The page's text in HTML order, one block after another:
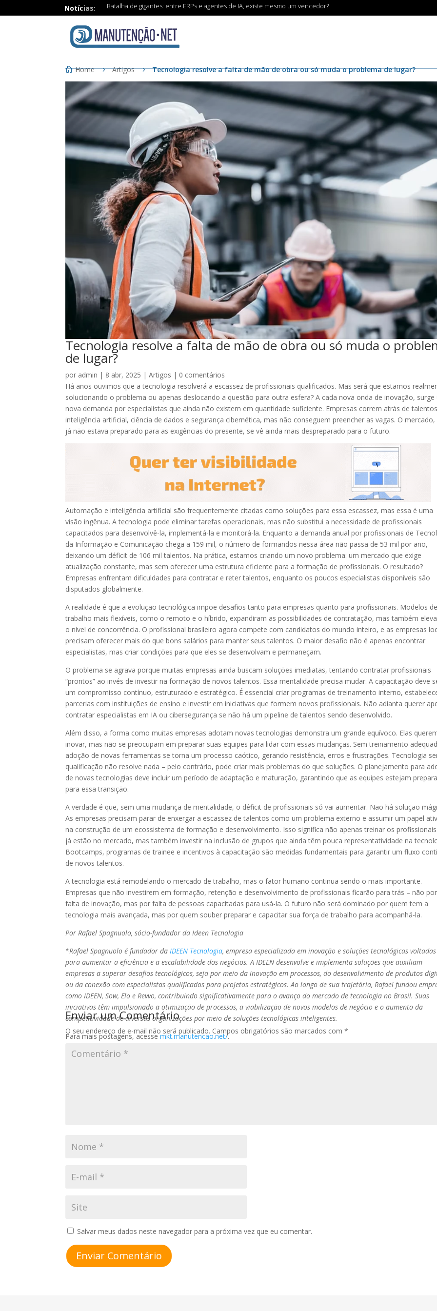
Notícias: Batalha de gigantes: entre ERPs e agentes de IA, existe mesmo um vencedor?
Home Artigos Tecnologia resolve a falta de mão de obra ou só muda o problema de lugar?
Tecnologia resolve a falta de mão de obra ou só muda o
de lugar?
por admin | 8 abr, 2025 |Artigos | 0 comentários
Há anos ouvimos que a tecnologia resolverá a escassez de profissionais qualificados. Mas será que estamos
solucionando o problema ou apenas deslocando a questão para outra esfera? A cada nova onda de inovação, surge
nova demanda por especialistas que ainda não existem em quantidade suficiente. Empresas correm atrás de
inteligência artificial, ciência de dados e segurança cibernética, mas não conseguem preencher as vagas. O mercado,
já não estava preparado para as exigências do presente, se vê ainda mais despreparado para o futuro.
Automação e inteligência artificial são frequentemente citadas como soluções para essa escassez, mas essa é uma
visão ingênua. A tecnologia pode eliminar tarefas operacionais, mas não substitui a necessidade de profissionais
capacitados para desenvolvê-la, implementá-la e monitorá-la. Enquanto a demanda anual por profissionais de
da Informação e Comunicação chega a 159 mil, o número de formandos nessa área não passa de 53 mil por ano,
deixando um déficit de 106 mil talentos. Na prática, estamos criando um novo problema: um mercado que exige
atualização constante, mas sem oferecer uma estrutura eficiente para a formação de profissionais. O resultado?
Empresas enfrentam dificuldades para contratar e reter talentos, enquanto os poucos especialistas disponíveis são
disputados globalmente.
A realidade é que a evolução tecnológica impõe desafios tanto para empresas quanto para profissionais. Modelos de
trabalho mais flexíveis, como o remoto e o híbrido, expandiram as possibilidades de contratação, mas também
o nível de concorrência. O profissional brasileiro agora compete com candidatos do mundo inteiro, e as empresas
precisam oferecer mais do que bons salários para manter seus talentos. O maior desafio não é apenas encontrar
especialistas, mas criar condições para que eles se desenvolvam e permaneçam.
O problema se agrava porque muitas empresas ainda buscam soluções imediatas, tentando contratar profissionais
“prontos” ao invés de investir na formação de novos talentos. Essa mentalidade precisa mudar. A capacitação deve
um compromisso contínuo, estruturado e estratégico. É essencial criar programas de treinamento interno,
parcerias com instituições de ensino e investir em iniciativas que formem novos profissionais. Não adianta querer
contratar especialistas em IA ou cibersegurança se não há um pipeline de talentos sendo desenvolvido.
Além disso, a forma como muitas empresas adotam novas tecnologias demonstra um grande equívoco. Elas
inovar, mas não se preocupam em preparar suas equipes para lidar com essas mudanças. Sem treinamento
adoção de novas ferramentas se torna um processo caótico, gerando resistência, erros e frustrações. Tecnologia
qualificação não resolve nada – pelo contrário, pode criar mais problemas do que soluções. O planejamento para
de novas tecnologias deve incluir um período de adaptação e maturação, garantindo que as equipes estejam
para essa transição.
A verdade é que, sem uma mudança de mentalidade, o déficit de profissionais só vai aumentar. Não há solução
As empresas precisam parar de enxergar a escassez de talentos como um problema externo e assumir um papel
na construção de um ecossistema de formação e desenvolvimento. Isso significa não apenas treinar os
já estão no mercado, mas também investir na inclusão de grupos que ainda têm pouca representatividade na
Bootcamps, programas de trainee e incentivos à capacitação são medidas fundamentais para garantir um fluxo
de novos talentos.
A tecnologia está remodelando o mercado de trabalho, mas o fator humano continua sendo o mais importante.
Empresas que não investirem em formação, retenção e desenvolvimento de profissionais ficarão para trás – não por
falta de inovação, mas por falta de pessoas capacitadas para usá-la. O futuro não será dominado por quem tem a
tecnologia mais avançada, mas por quem souber preparar e capacitar sua força de trabalho para acompanhá-la.
Por Rafael Spagnuolo, sócio-fundador da Ideen Tecnologia
*Rafael Spagnuolo é fundador da IDEEN Tecnologia, empresa especializada em inovação e soluções tecnológicas voltadas
para aumentar a eficiência e a escalabilidade dos negócios. A IDEEN desenvolve e implementa soluções que auxiliam
empresas a superar desafios tecnológicos, seja por meio da inovação em processos, do desenvolvimento de produtos
ou da conexão com especialistas qualificados para projetos estratégicos. Ao longo de sua trajetória, Rafael fundou
como IDEEN, Sow, Elo e Revvo, contribuindo significativamente para o avanço do mercado de tecnologia no Brasil. Suas
iniciativas têm impulsionado a otimização de processos, a viabilização de novos modelos de negócio e o aumento da
competitividade de diversas organizações por meio de soluções tecnológicas inteligentes.
Para mais postagens, acessemkt.manutencao.net/.
Enviar um Comentário
O seu endereço de e-mail não será publicado. Campos obrigatórios são marcados com*
Salvar meus dados neste navegador para a próxima vez que eu comentar.
Enviar Comentário